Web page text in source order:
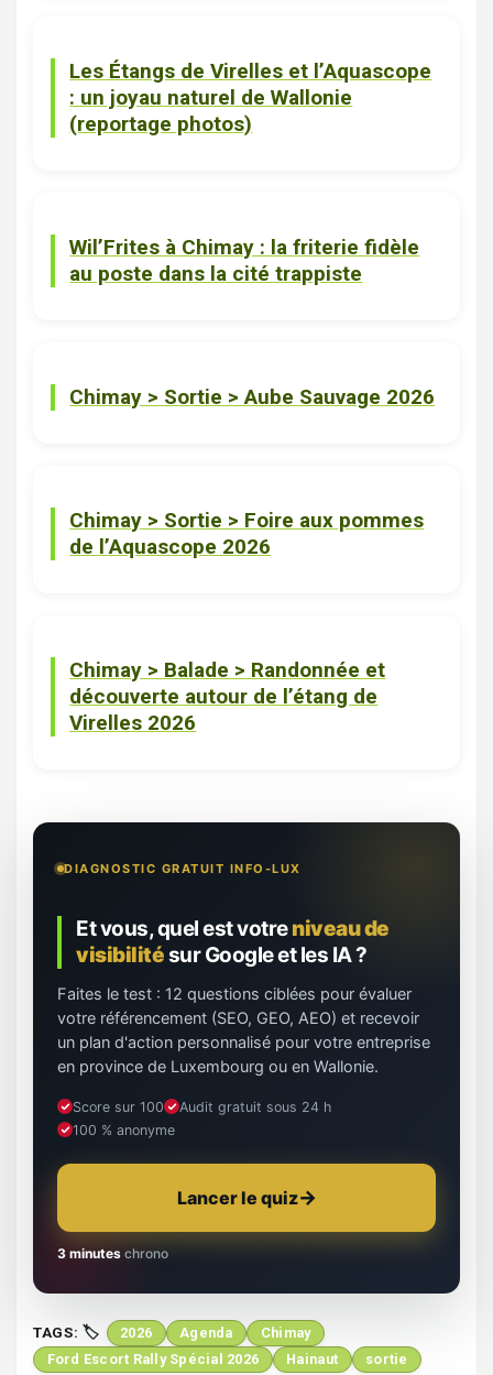
Les Étangs de Virelles et l’Aquascope
: un joyau naturel de Wallonie
(reportage photos)
Wil’Frites à Chimay : la friterie fidèle
au poste dans la cité trappiste
Chimay > Sortie > Aube Sauvage 2026
Chimay > Sortie > Foire aux pommes
de l’Aquascope 2026
Chimay > Balade > Randonnée et
découverte autour de l’étang de
Virelles 2026
DIAGNOSTIC GRATUIT INFO-LUX
Et vous, quel est votreniveau de
visibilitésur Google et les IA ?
Faites le test : 12 questions ciblées pour évaluer
votre référencement (SEO, GEO, AEO) et recevoir
un plan d'action personnalisé pour votre entreprise
en province de Luxembourg ou en Wallonie.
Score sur 100
Audit gratuit sous 24 h
100 % anonyme
Lancer le quiz
3 minutes chrono
TAGS: 2026 Agenda
Chimay
Ford Escort Rally Spécial 2026
Hainaut sortie